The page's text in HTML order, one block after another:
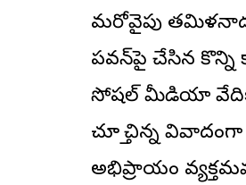
మరోవైపు
పవన్‌పై చేసిన కొన్ని
సోషల్ మీడియా
చూస్తే చిన్న
అభిప్రాయం